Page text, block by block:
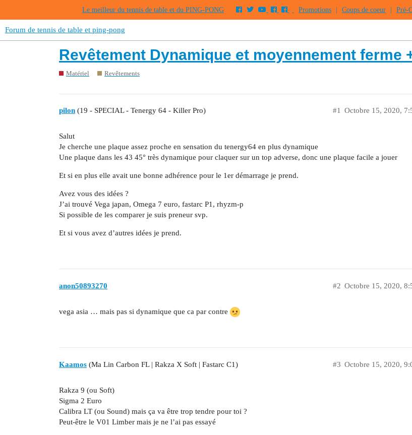
Le meilleur du tennis de table et du PING-PONG Promotions Coups de coeur Pré-
Forum de tennis de table et ping-pong
Revêtement Dynamique et moyennement ferme
Matériel Revêtements
pilon (19 - SPECIAL - Tenergy 64 - Killer Pro) Octobre 15, 2020,
#1
Salut
Je cherche une plaque assez proche en sensation du tenergy64 en plus dynamique
Une plaque dans les 43 45° très dynamique pour claquer sur un top adverse, donc une plaque facile a jouer
Et si en plus elle avait une bonne adhérence pour le 1er démarrage je prend.
Avez vous des idées ?
J’ai trouvé Vega japan, Omega 7 euro, fastarc P1, rhyzm-p
Si possible de les comparer je suis preneur svp.
Et si vous avez d’autres idées je prend.
anon50893270 Octobre 15, 2020,
#2
vega asia … mais pas si dynamique que ca par contre
Kaamos (Ma Lin Carbon FL | Rakza X Soft | Fastarc C1) Octobre 15, 2020,
#3
Rakza 9 (ou Soft)
Sigma 2 Euro
Calibra LT (ou Sound) mais ça va être trop tendre pour toi ?
Peut-être le V01 Limber mais je ne l’ai pas essayé